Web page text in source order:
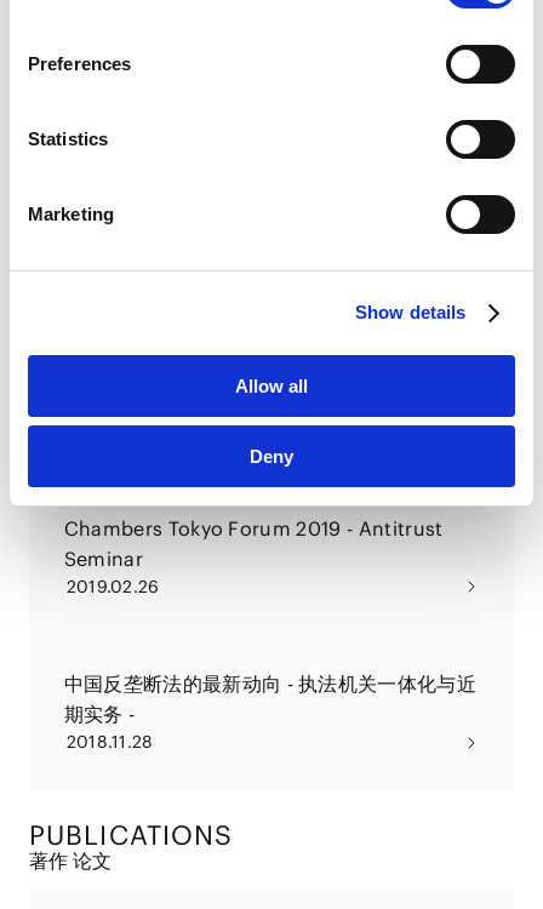
Marketo
link]
HubSpot
Preferences
Statistics
Marketing
Show details
Allow all
Deny
COMPETITION LAW LEGAL UPDATE（2022年
2019.06.10
Chambers Tokyo Forum 2019 - Antitrust
Seminar
2019.02.26
中国反垄断法的最新动向 - 执法机关一体化与近
期实务 -
2018.11.28
PUBLICATIONS
著作 论文